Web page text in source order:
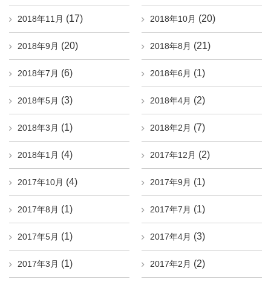
2018年11月 (17) 2018年10月 (20)
2018年9月 (20) 2018年8月 (21)
2018年7月 (6) 2018年6月 (1)
2018年5月 (3) 2018年4月 (2)
2018年3月 (1) 2018年2月 (7)
2018年1月 (4) 2017年12月 (2)
2017年10月 (4) 2017年9月 (1)
2017年8月 (1) 2017年7月 (1)
2017年5月 (1) 2017年4月 (3)
2017年3月 (1) 2017年2月 (2)